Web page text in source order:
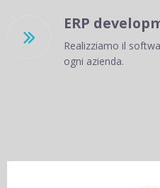

ERP
Realizziamo il
ogni azienda.